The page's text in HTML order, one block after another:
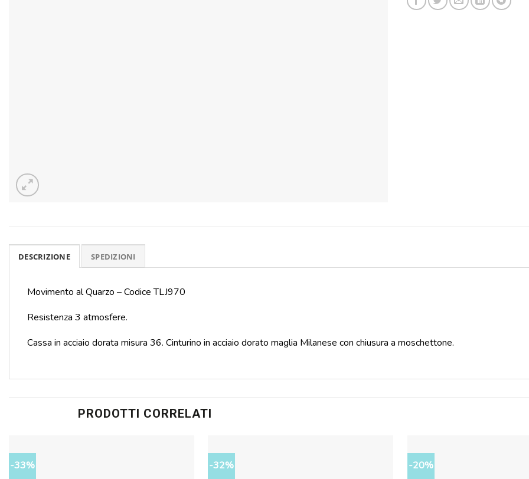
DESCRIZIONE SPEDIZIONI
Movimento al Quarzo – Codice TLJ970
Resistenza 3 atmosfere.
Cassa in acciaio dorata misura 36. Cinturino in acciaio dorato maglia Milanese con chiusura a moschettone.
PRODOTTI CORRELATI
-33% -32% -20%